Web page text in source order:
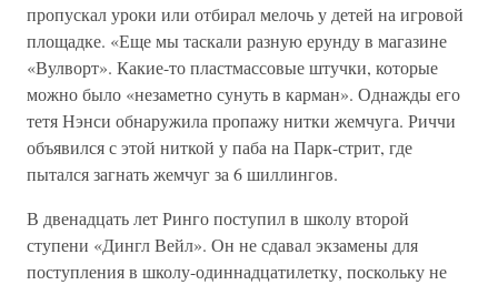
пропускал уроки или отбирал мелочь у детей на игровой
площадке. «Еще мы таскали разную ерунду в магазине
«Вулворт». Какие-то пластмассовые штучки, которые
можно было «незаметно сунуть в карман». Однажды его
тетя Нэнси обнаружила пропажу нитки жемчуга. Риччи
объявился с этой ниткой у паба на Парк-стрит, где
пытался загнать жемчуг за 6 шиллингов.
В двенадцать лет Ринго поступил в школу второй
ступени «Дингл Вейл». Он не сдавал экзамены для
поступления в школу-одиннадцатилетку, поскольку не